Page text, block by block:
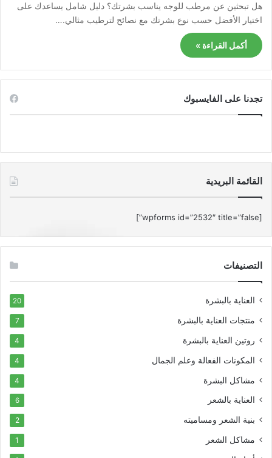
هل تبحثين عن مرطب للوجه يناسب بشرتك؟ دليل شامل يساعدك على
اختيار الأفضل حسب نوع بشرتك مع نصائح لترطيب مثالي.…
أكمل القراءة »
تجدنا على الفايسبوك
القائمة البريدية
[wpforms id=”2532″ title=”false”]
التصنيفات
العناية بالبشرة 20
منتجات العناية بالبشرة 7
روتين العناية بالبشرة 4
المكونات الفعالة وعلم الجمال 4
مشاكل البشرة 4
العناية بالشعر 6
بنية الشعر ومساميته 2
مشاكل الشعر 1